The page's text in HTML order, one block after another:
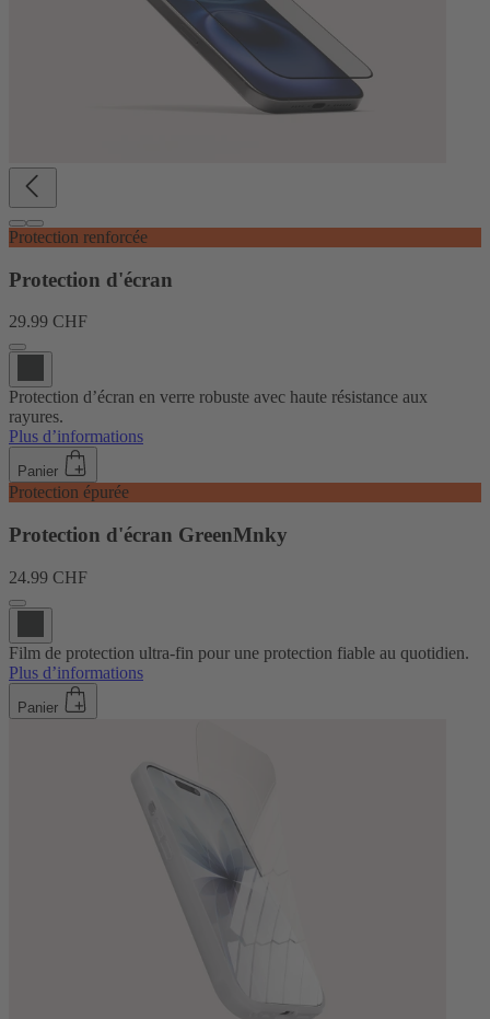
Protection renforcée
Protection d'écran
29.99 CHF
Protection d’écran en verre robuste avec haute résistance aux
rayures.
Plus d’informations
Panier
Protection épurée
Protection d'écran GreenMnky
24.99 CHF
Film de protection ultra-fin pour une protection fiable au quotidien.
Plus d’informations
Panier